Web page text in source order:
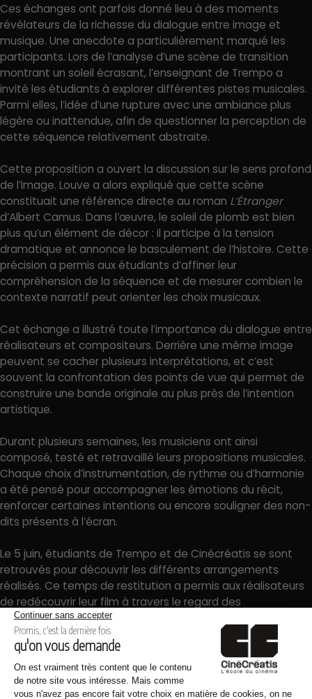
Ces échanges ont parfois donné lieu à des moments
révélateurs de la richesse du dialogue entre image et
musique. Une anecdote a particulièrement marqué les
participants. Lors de l’analyse d’une scène de transition
montrant un soleil écrasant, l’enseignant de Trempo a
invité les étudiants à explorer différentes pistes musicales.
Parmi elles, l’idée d’une rupture avec une ambiance plus
légère ou inattendue, afin de questionner la perception de
cette séquence relativement abstraite.
Cette proposition a ouvert la discussion sur le sens profond
de l’image. Louve a alors expliqué que cette scène
constituait une référence directe au roman L’Étranger
d’Albert Camus. Dans l’œuvre, le soleil de plomb est bien
plus qu’un élément de décor : il participe à la tension
dramatique et annonce le basculement de l’histoire. Cette
précision a permis aux étudiants d’affiner leur
compréhension de la séquence et de mesurer combien le
contexte narratif peut orienter les choix musicaux.
Cet échange a illustré toute l’importance du dialogue entre
réalisateurs et compositeurs. Derrière une même image
peuvent se cacher plusieurs interprétations, et c’est
souvent la confrontation des points de vue qui permet de
construire une bande originale au plus près de l’intention
artistique.
Durant plusieurs semaines, les musiciens ont ainsi
composé, testé et retravaillé leurs propositions musicales.
Chaque choix d’instrumentation, de rythme ou d’harmonie
a été pensé pour accompagner les émotions du récit,
renforcer certaines intentions ou encore souligner des non-
dits présents à l’écran.
Le 5 juin, étudiants de Trempo et de Cinécréatis se sont
retrouvés pour découvrir les différents arrangements
réalisés. Ce temps de restitution a permis aux réalisateurs
de redécouvrir leur film à travers le regard des
compositeurs. Une même séquence pouvait ainsi prendre
une coloration totalement différente selon les choix
musicaux effectués, démontrant toute l’influence de la
bande originale sur la perception d’une œuvre.